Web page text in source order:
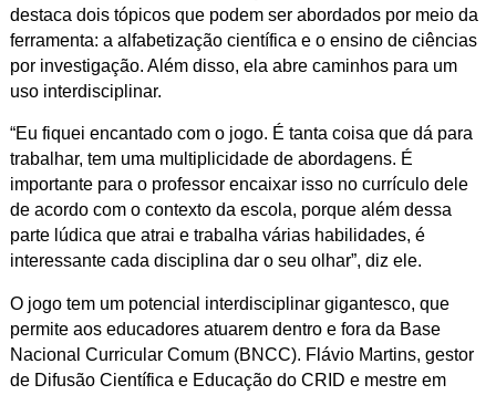
destaca dois tópicos que podem ser abordados por meio da
ferramenta: a alfabetização científica e o ensino de ciências
por investigação. Além disso, ela abre caminhos para um
uso interdisciplinar.
“Eu fiquei encantado com o jogo. É tanta coisa que dá para
trabalhar, tem uma multiplicidade de abordagens. É
importante para o professor encaixar isso no currículo dele
de acordo com o contexto da escola, porque além dessa
parte lúdica que atrai e trabalha várias habilidades, é
interessante cada disciplina dar o seu olhar”, diz ele.
O jogo tem um potencial interdisciplinar gigantesco, que
permite aos educadores atuarem dentro e fora da Base
Nacional Curricular Comum (BNCC). Flávio Martins, gestor
de Difusão Científica e Educação do CRID e mestre em